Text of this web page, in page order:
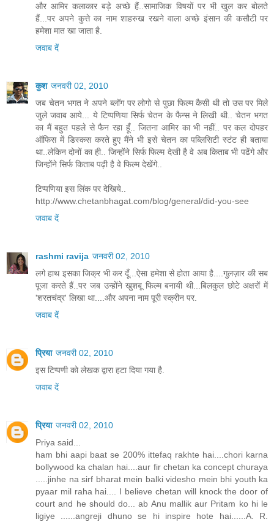
और आमिर कलाकार बड़े अच्छे हैं..सामाजिक विषयों पर भी खुल कर बोलते
हैं...पर अपने कुत्ते का नाम शाहरुख रखने वाला अच्छे इंसान की कसौटी पर
हमेशा मात खा जाता है.
जवाब दें
कुश जनवरी 02, 2010
जब चेतन भगत ने अपने ब्लॉग पर लोगो से पुछा फिल्म कैसी थी तो उस पर मिले
जुले जवाब आये... ये टिप्पणिया सिर्फ चेतन के फैन्स ने लिखी थी.. चेतन भगत
का मैं बहुत पहले से फैन रहा हूँ.. जितना आमिर का भी नहीं.. पर कल दोपहर
ऑफिस में डिस्कस करते हुए मैंने भी इसे चेतन का पब्लिसिटी स्टंट ही बताया
था..लेकिन दोनों का ही.. जिन्होंने सिर्फ फिल्म देखी है वे अब किताब भी पढेंगे और
जिन्होंने सिर्फ किताब पढ़ी है वे फिल्म देखेंगे..
टिप्पणिया इस लिंक पर देखिये..
http://www.chetanbhagat.com/blog/general/did-you-see
जवाब दें
rashmi ravija जनवरी 02, 2010
लगे हाथ इसका जिक्र भी कर दूँ...ऐसा हमेशा से होता आया है....गुलज़ार की सब
पूजा करते हैं..पर जब उन्होंने खुशबू फिल्म बनायी थी...बिलकुल छोटे अक्षरों में
'शरतचंद्र' लिखा था....और अपना नाम पूरी स्क्रीन पर.
जवाब दें
प्रिया जनवरी 02, 2010
इस टिप्पणी को लेखक द्वारा हटा दिया गया है.
जवाब दें
प्रिया जनवरी 02, 2010
Priya said...
ham bhi aapi baat se 200% ittefaq rakhte hai....chori karna
bollywood ka chalan hai....aur fir chetan ka concept churaya
.....jinhe na sirf bharat mein balki videsho mein bhi youth ka
pyaar mil raha hai.... I believe chetan will knock the door of
court and he should do... ab Anu mallik aur Pritam ko hi le
ligiye ......angreji dhuno se hi inspire hote hai......A. R.